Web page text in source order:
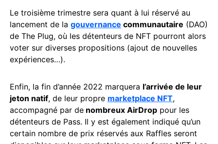
Le troisième trimestre sera quant à lui réservé au
lancement de la gouvernance communautaire (DAO)
de The Plug, où les détenteurs de NFT pourront alors
voter sur diverses propositions (ajout de nouvelles
expériences…).
Enfin, la fin d’année 2022 marquera l’arrivée de leur
jeton natif, de leur propre marketplace NFT,
accompagné par de nombreux AirDrop pour les
détenteurs de Pass. Il y est également indiqué qu’un
certain nombre de prix réservés aux Raffles seront